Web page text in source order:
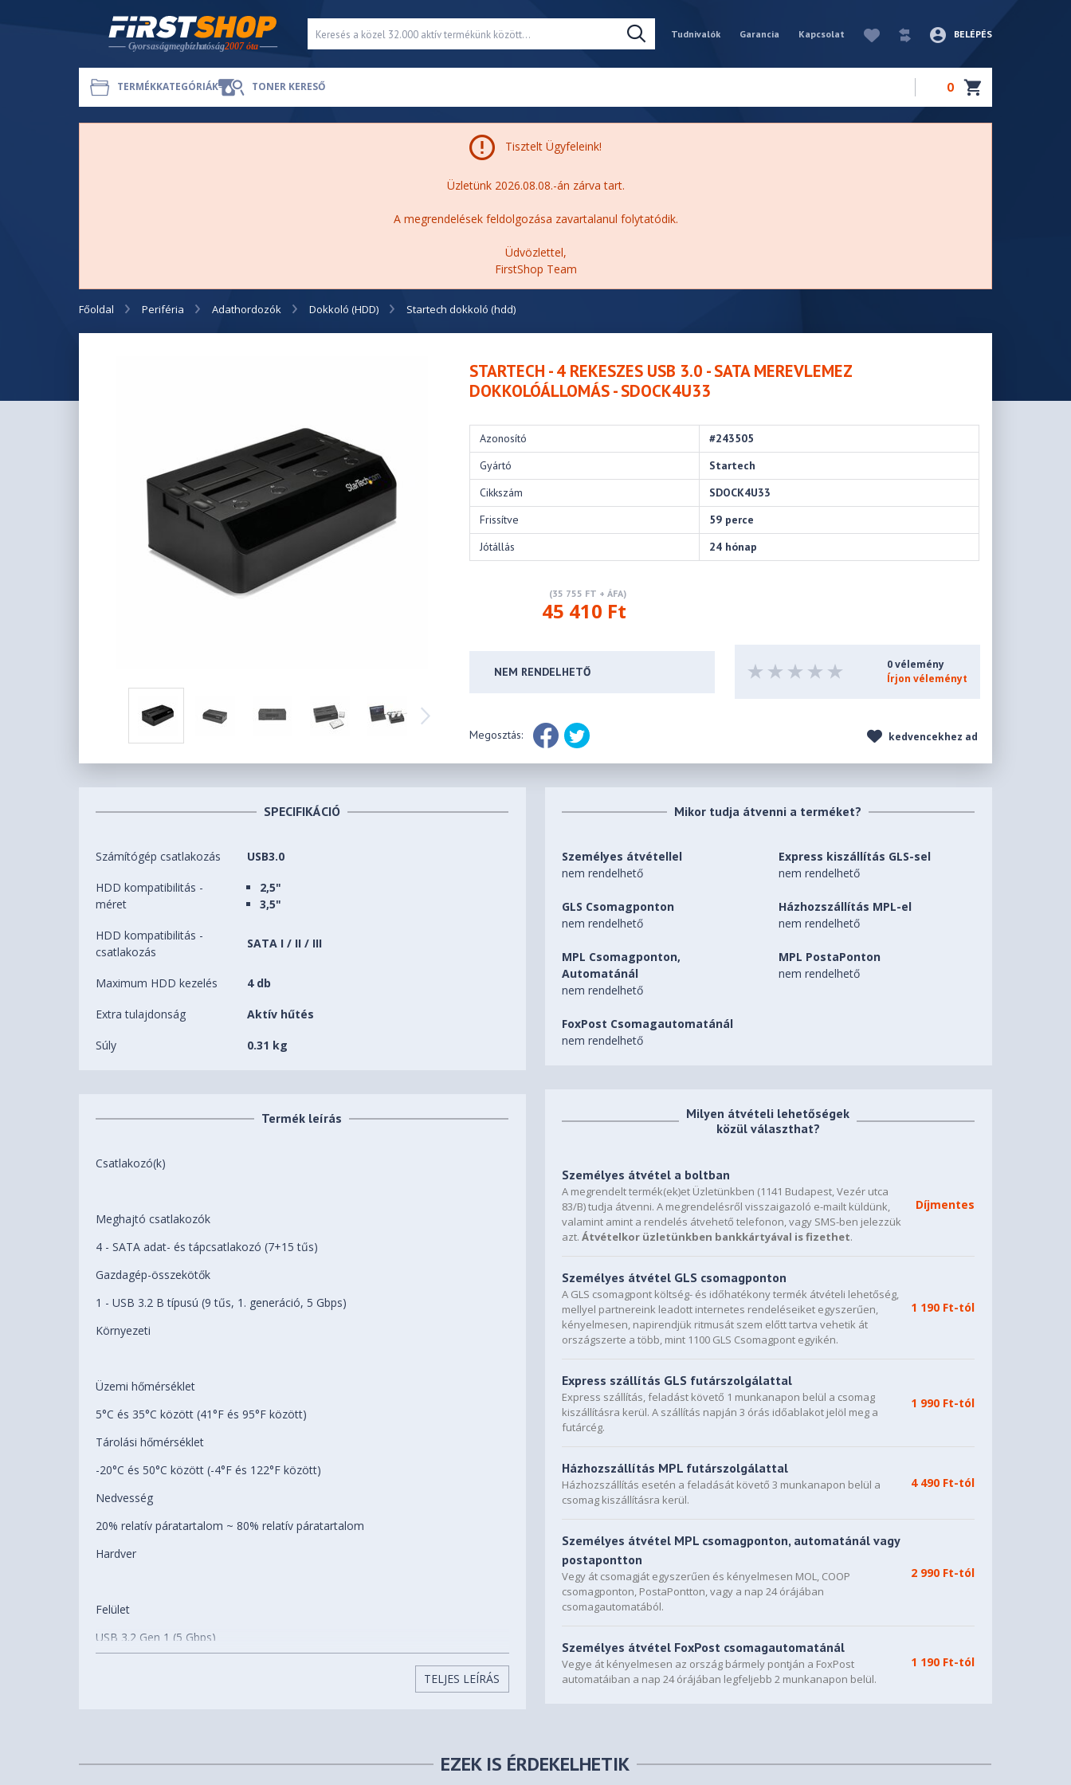
Tudnivalók Garancia Kapcsolat BELÉPÉS
TERMÉKKATEGÓRIÁK TONER KERESŐ 0
Tisztelt Ügyfeleink!
Üzletünk 2026.08.08.-án zárva tart.
A megrendelések feldolgozása zavartalanul folytatódik.
Üdvözlettel,
FirstShop Team
Főoldal Periféria Adathordozók Dokkoló (HDD) Startech dokkoló (hdd)
STARTECH - 4 REKESZES USB 3.0 - SATA MEREVLEMEZ
DOKKOLÓÁLLOMÁS - SDOCK4U33
Azonosító
#243505
Gyártó
Startech
Cikkszám
SDOCK4U33
Frissítve
59 perce
Jótállás
24 hónap
(35 755 FT + ÁFA)
45 410 Ft
NEM RENDELHETŐ
0 vélemény
Írjon véleményt
Megosztás: kedvencekhez ad
SPECIFIKÁCIÓ
Számítógép csatlakozás USB3.0
HDD kompatibilitás -
méret
2,5"
3,5"
HDD kompatibilitás -
csatlakozás
SATA I / II / III
Maximum HDD kezelés 4 db
Extra tulajdonság Aktív hűtés
Súly 0.31 kg
Termék leírás
Csatlakozó(k)
Meghajtó csatlakozók
4 - SATA adat- és tápcsatlakozó (7+15 tűs)
Gazdagép-összekötők
1 - USB 3.2 B típusú (9 tűs, 1. generáció, 5 Gbps)
Környezeti
Üzemi hőmérséklet
5°C és 35°C között (41°F és 95°F között)
Tárolási hőmérséklet
-20°C és 50°C között (-4°F és 122°F között)
Nedvesség
20% relatív páratartalom ~ 80% relatív páratartalom
Hardver
Felület
USB 3.2 Gen 1 (5 Gbps)
TELJES LEÍRÁS
Mikor tudja átvenni a terméket?
Személyes átvétellel
nem rendelhető
Express kiszállítás GLS-sel
nem rendelhető
GLS Csomagponton
nem rendelhető
Házhozszállítás MPL-el
nem rendelhető
MPL Csomagponton,
Automatánál
nem rendelhető
MPL PostaPonton
nem rendelhető
FoxPost Csomagautomatánál
nem rendelhető
Milyen átvételi lehetőségek
közül választhat?
Személyes átvétel a boltban
A megrendelt termék(ek)et Üzletünkben (1141 Budapest, Vezér utca
83/B) tudja átvenni. A megrendelésről visszaigazoló e-mailt küldünk,
valamint amint a rendelés átvehető telefonon, vagy SMS-ben jelezzük
azt.Átvételkor üzletünkben bankkártyával is fizethet.
Díjmentes
Személyes átvétel GLS csomagponton
A GLS csomagpont költség- és időhatékony termék átvételi lehetőség,
mellyel partnereink leadott internetes rendeléseiket egyszerűen,
kényelmesen, napirendjük ritmusát szem előtt tartva vehetik át
országszerte a több, mint 1100 GLS Csomagpont egyikén.
1 190 Ft-tól
Express szállítás GLS futárszolgálattal
Express szállítás, feladást követő 1 munkanapon belül a csomag
kiszállításra kerül. A szállítás napján 3 órás időablakot jelöl meg a
futárcég.
1 990 Ft-tól
Házhozszállítás MPL futárszolgálattal
Házhozszállítás esetén a feladását követő 3 munkanapon belül a
csomag kiszállításra kerül.
4 490 Ft-tól
Személyes átvétel MPL csomagponton, automatánál vagy
postapontton
Vegy át csomagját egyszerűen és kényelmesen MOL, COOP
csomagponton, PostaPontton, vagy a nap 24 órájában
csomagautomatából.
2 990 Ft-tól
Személyes átvétel FoxPost csomagautomatánál
Vegye át kényelmesen az ország bármely pontján a FoxPost
automatáiban a nap 24 órájában legfeljebb 2 munkanapon belül.
1 190 Ft-tól
EZEK IS ÉRDEKELHETIK